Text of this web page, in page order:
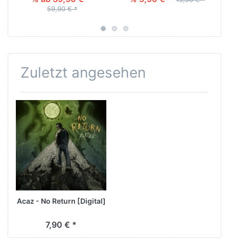
59,90 € *
Zuletzt angesehen
Acaz - No Return [Digital]
7,90 € *